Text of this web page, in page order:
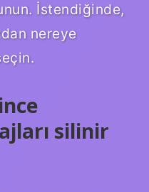
İstendiğinde,
nereye
silinir